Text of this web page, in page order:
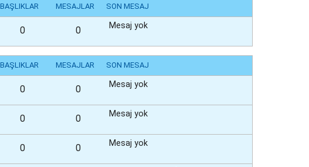
BAŞLIKLAR MESAJLAR SON MESAJ
0 0 Mesaj yok
BAŞLIKLAR MESAJLAR SON MESAJ
0 0 Mesaj yok
0 0 Mesaj yok
0 0 Mesaj yok